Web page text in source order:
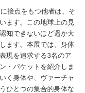
接点をもつ他者は、そ
ます。この地球上の見
知できないほど遥か大
ます。本展では、身体
現を追求する3名のア
・パケットを紹介しま
く身体や、ヴァーチャ
ひとつの集合的身体な